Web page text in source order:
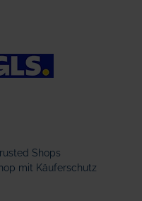
Shops
mit Käuferschutz